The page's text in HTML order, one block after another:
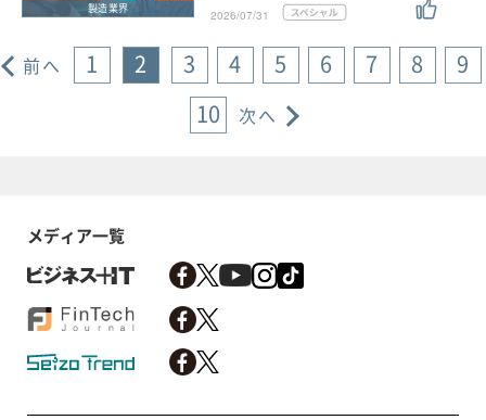
製造業界
2026/07/31
前へ 1 2 3 4 5 6 7 8
9
10
次へ
メディア一覧